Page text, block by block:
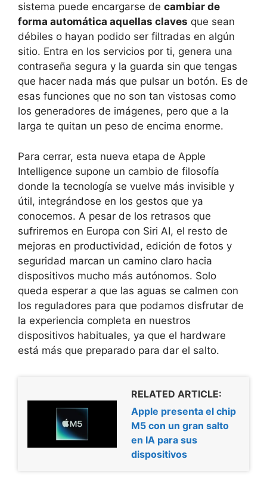
sistema puede encargarse de cambiar de
forma automática aquellas claves que sean
débiles o hayan podido ser filtradas en algún
sitio. Entra en los servicios por ti, genera una
contraseña segura y la guarda sin que tengas
que hacer nada más que pulsar un botón. Es de
esas funciones que no son tan vistosas como
los generadores de imágenes, pero que a la
larga te quitan un peso de encima enorme.
Para cerrar, esta nueva etapa de Apple
Intelligence supone un cambio de filosofía
donde la tecnología se vuelve más invisible y
útil, integrándose en los gestos que ya
conocemos. A pesar de los retrasos que
sufriremos en Europa con Siri AI, el resto de
mejoras en productividad, edición de fotos y
seguridad marcan un camino claro hacia
dispositivos mucho más autónomos. Solo
queda esperar a que las aguas se calmen con
los reguladores para que podamos disfrutar de
la experiencia completa en nuestros
dispositivos habituales, ya que el hardware
está más que preparado para dar el salto.
RELATED ARTICLE:
Apple presenta el chip
M5 con un gran salto
en IA para sus
dispositivos